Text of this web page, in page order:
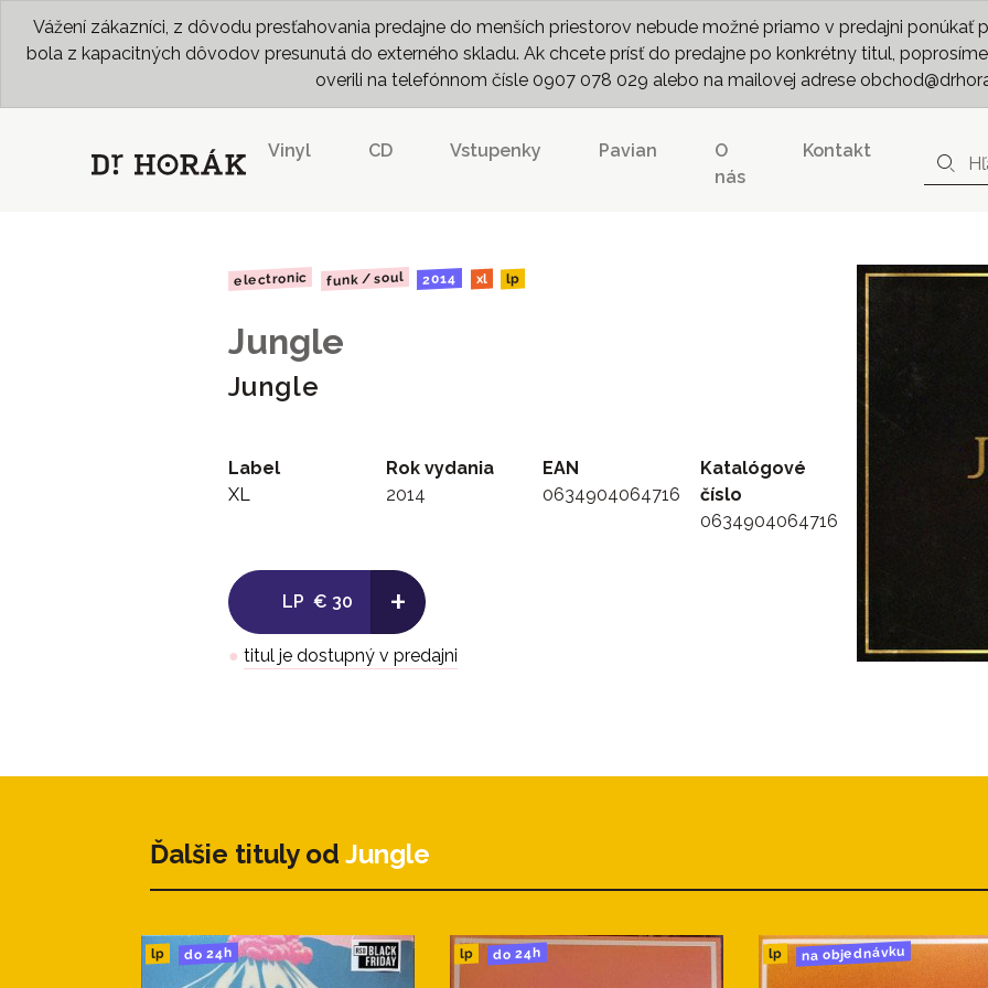
Vážení zákazníci, z dôvodu presťahovania predajne do menších priestorov nebude možné priamo v predajni
bola z kapacitných dôvodov presunutá do externého skladu. Ak chcete prísť do predajne po konkrétny titul,
overili na telefónnom čísle 0907 078 029 alebo na mailovej adrese
Vinyl CD Vstupenky Pavian
O
nás
Kontakt
electronic funk / soul 2014 xl lp
Jungle
Jungle
Label
XL
Rok vydania
2014
EAN
0634904064716
Katalógové
číslo
0634904064716
LP € 30 +
● titul je dostupný v predajni
Ďalšie tituly od Jungle
lp do 24h lp do 24h lp na objednávku